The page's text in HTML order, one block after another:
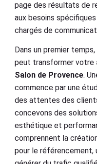
page des résultats de
aux besoins
chargés de
Dans un premier
peut transformer votre
Salon de Provence.
commence par une
des attentes des
concevons des
esthétique et
comprennent la
pour le référencement,